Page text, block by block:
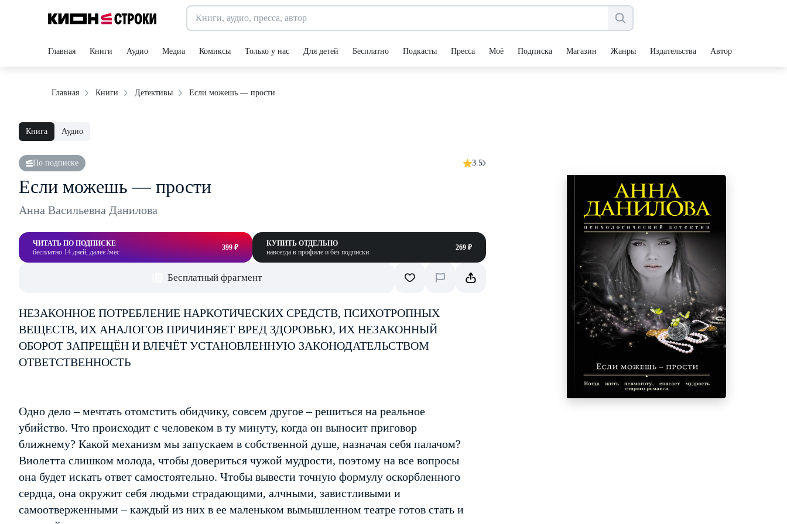
Главная Книги Аудио Медиа Комиксы Только у нас Для детей Бесплатно Подкасты Пресса Моё Подписка Магазин Жанры Издательства Авторы
Главная Книги Детективы Если можешь — прости
Книга Аудио
По подписке 3.5
Если можешь — прости
Анна Васильевна Данилова
ЧИТАТЬ ПО ПОДПИСКЕ
бесплатно 14 дней, далее /мес
399 ₽
КУПИТЬ ОТДЕЛЬНО
навсегда в профиле и без подписки
269 ₽
Бесплатный фрагмент
НЕЗАКОННОЕ ПОТРЕБЛЕНИЕ НАРКОТИЧЕСКИХ СРЕДСТВ, ПСИХОТРОПНЫХ
ВЕЩЕСТВ, ИХ АНАЛОГОВ ПРИЧИНЯЕТ ВРЕД ЗДОРОВЬЮ, ИХ НЕЗАКОННЫЙ
ОБОРОТ ЗАПРЕЩЁН И ВЛЕЧЁТ УСТАНОВЛЕННУЮ ЗАКОНОДАТЕЛЬСТВОМ
ОТВЕТСТВЕННОСТЬ
Одно дело – мечтать отомстить обидчику, совсем другое – решиться на реальное
убийство. Что происходит с человеком в ту минуту, когда он выносит приговор
ближнему? Какой механизм мы запускаем в собственной душе, назначая себя палачом?
Виолетта слишком молода, чтобы довериться чужой мудрости, поэтому на все вопросы
она будет искать ответ самостоятельно. Чтобы вывести точную формулу оскорбленного
сердца, она окружит себя людьми страдающими, алчными, завистливыми и
самоотверженными – каждый из них в ее маленьком вымышленном театре готов стать и